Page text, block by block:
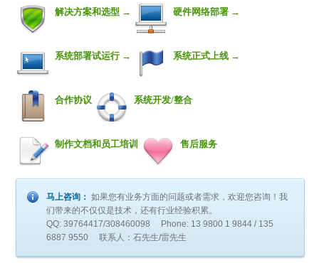
解决方案和选型 → 硬件网络部署 →
系统部署试运行 → 系统正式上线 →
合作协议 系统开发/整合
制作文档和员工培训 售后服务
马上咨询： 如果您有业务方面的问题或者需求，欢迎您咨询！我
们带来的不仅仅是技术，还有行业经验积累。
QQ: 39764417/308460098 Phone: 13 9800 1 9844 / 135
6887 9550 联系人：石先生/雷先生